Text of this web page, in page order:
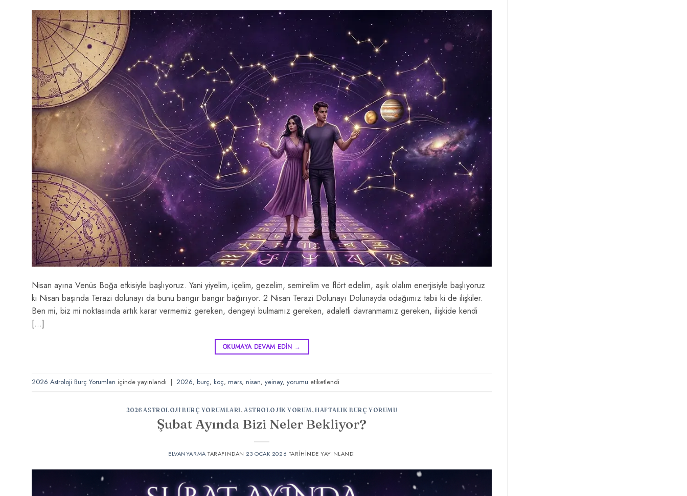
Nisan ayına Venüs Boğa etkisiyle başlıyoruz. Yani yiyelim, içelim, gezelim, semirelim ve flört edelim, aşık olalım enerjisiyle başlıyoruz
ki Nisan başında Terazi dolunayı da bunu bangır bangır bağırıyor. 2 Nisan Terazi Dolunayı Dolunayda odağımız tabii ki de ilişkiler.
Ben mi, biz mi noktasında artık karar vermemiz gereken, dengeyi bulmamız gereken, adaletli davranmamız gereken, ilişkide kendi
[…]
OKUMAYA DEVAM EDIN →
2026 Astroloji Burç Yorumları içinde yayınlandı | 2026, burç, koç, mars, nisan, yeinay, yorumu etiketlendi
2026 ASTROLOJI BURÇ YORUMLARI, ASTROLOJIK YORUM ,HAFTALIK BURÇ YORUMU
Şubat Ayında Bizi Neler Bekliyor?
ELVANYARMA TARAFINDAN 23 OCAK 2026 TARIHINDE YAYINLANDI